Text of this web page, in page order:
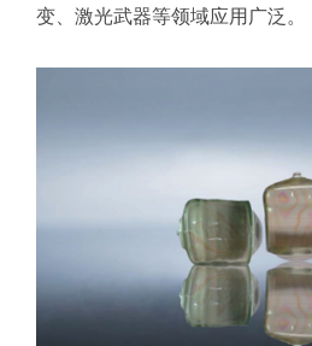
变、激光武器等领域应用广泛。